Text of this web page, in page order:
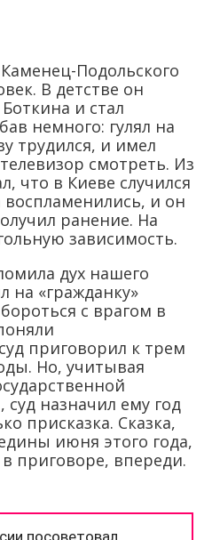
Подольского
В детстве он
и стал
немного: гулял на
трудился, и имел
смотреть. Из
что в Киеве случился
и он
ранение. На
зависимость.
дух нашего
на «гражданку»
с врагом в
приговорил к трем
Но, учитывая
назначил ему год
присказка. Сказка,
июня этого года,
приговоре, впереди.